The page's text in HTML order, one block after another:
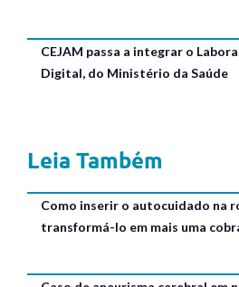
CEJAM passa a integrar o
Digital, do Ministério da Saúde
Leia Também
Como inserir o autocuidado na
transformá-lo em mais uma